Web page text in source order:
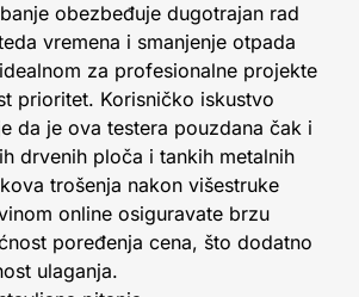
obezbeđuje dugotrajan rad
vremena i smanjenje otpada
za profesionalne projekte
prioritet. Korisničko iskustvo
da je ova testera pouzdana čak i
drvenih ploča i tankih metalnih
trošenja nakon višestruke
online osiguravate brzu
poređenja cena, što dodatno
ulaganja.